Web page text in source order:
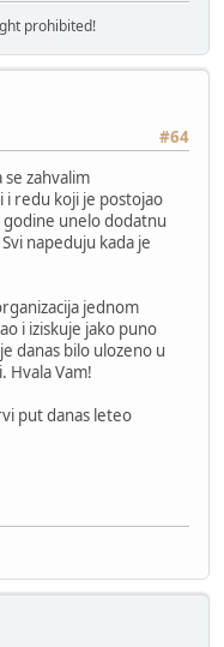
prohibited!
#64
zahvalim
i redu koji je postojao
godine unelo dodatnu
napeduju kada je
jednom
i iziskuje jako puno
danas bilo ulozeno u
Hvala Vam!
put danas leteo